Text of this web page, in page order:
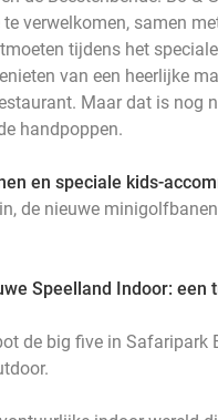
verwelkomen, samen
tijdens het
van een heerlijke
Maar dat is nog
handpoppen.
en speciale kids-
de nieuwe
Speelland Indoor: een
de big five in Safaripark